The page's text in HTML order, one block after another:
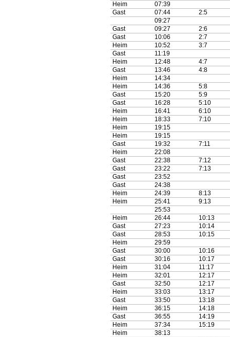
Heim
07:39
Gast
07:44
2:5
09:27
Gast
09:27
2:6
Gast
10:06
2:7
Heim
10:52
3:7
Gast
11:19
Heim
12:48
4:7
Gast
13:46
4:8
Heim
14:34
Heim
14:36
5:8
Gast
15:20
5:9
Gast
16:28
5:10
Heim
16:41
6:10
Heim
18:33
7:10
Heim
19:15
Heim
19:15
Gast
19:32
7:11
Heim
22:08
Gast
22:38
7:12
Gast
23:22
7:13
Gast
23:52
Gast
24:38
Heim
24:39
8:13
Heim
25:41
9:13
25:53
Heim
26:44
10:13
Gast
27:23
10:14
Gast
28:53
10:15
Heim
29:59
Gast
30:00
10:16
Gast
30:16
10:17
Heim
31:04
11:17
Heim
32:01
12:17
Gast
32:50
12:17
Heim
33:03
13:17
Gast
33:50
13:18
Heim
36:15
14:18
Gast
36:55
14:19
Heim
37:34
15:19
Heim
38:13